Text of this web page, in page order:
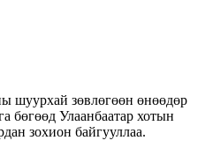
шуурхай зөвлөгөөн өнөөдөр
бөгөөд Улаанбаатар хотын
зохион байгууллаа.